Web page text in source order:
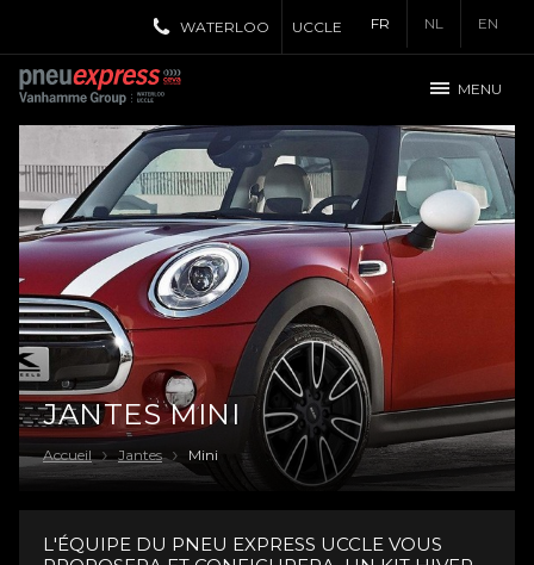
FR NL EN
WATERLOO UCCLE
MENU
JANTES MINI
Accueil Jantes Mini
L'ÉQUIPE DU PNEU EXPRESS UCCLE VOUS